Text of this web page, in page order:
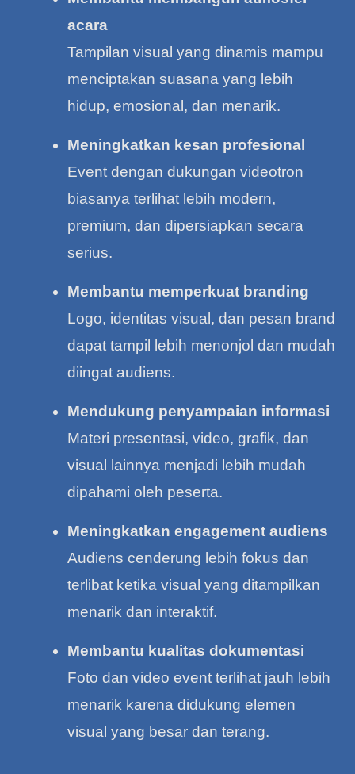
acara
Tampilan visual yang dinamis mampu
menciptakan suasana yang lebih
hidup, emosional, dan menarik.
Meningkatkan kesan profesional
Event dengan dukungan videotron
biasanya terlihat lebih modern,
premium, dan dipersiapkan secara
serius.
Membantu memperkuat branding
Logo, identitas visual, dan pesan brand
dapat tampil lebih menonjol dan mudah
diingat audiens.
Mendukung penyampaian informasi
Materi presentasi, video, grafik, dan
visual lainnya menjadi lebih mudah
dipahami oleh peserta.
Meningkatkan engagement audiens
Audiens cenderung lebih fokus dan
terlibat ketika visual yang ditampilkan
menarik dan interaktif.
Membantu kualitas dokumentasi
Foto dan video event terlihat jauh lebih
menarik karena didukung elemen
visual yang besar dan terang.